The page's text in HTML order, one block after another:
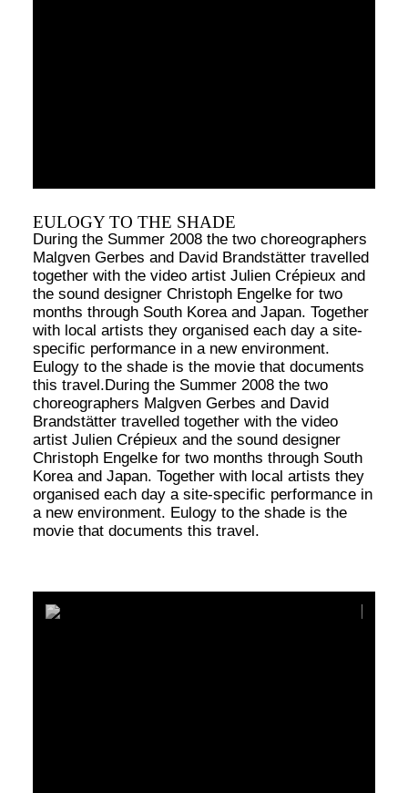
EULOGY TO THE SHADE
During the Summer 2008 the two choreographers
Malgven Gerbes and David Brandstätter travelled
together with the video artist Julien Crépieux and
the sound designer Christoph Engelke for two
months through South Korea and Japan. Together
with local artists they organised each day a site-
specific performance in a new environment.
Eulogy to the shade is the movie that documents
this travel.During the Summer 2008 the two
choreographers Malgven Gerbes and David
Brandstätter travelled together with the video
artist Julien Crépieux and the sound designer
Christoph Engelke for two months through South
Korea and Japan. Together with local artists they
organised each day a site-specific performance in
a new environment. Eulogy to the shade is the
movie that documents this travel.